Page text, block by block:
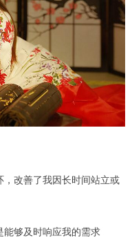
改善了我因长时间站立或
够及时响应我的需求